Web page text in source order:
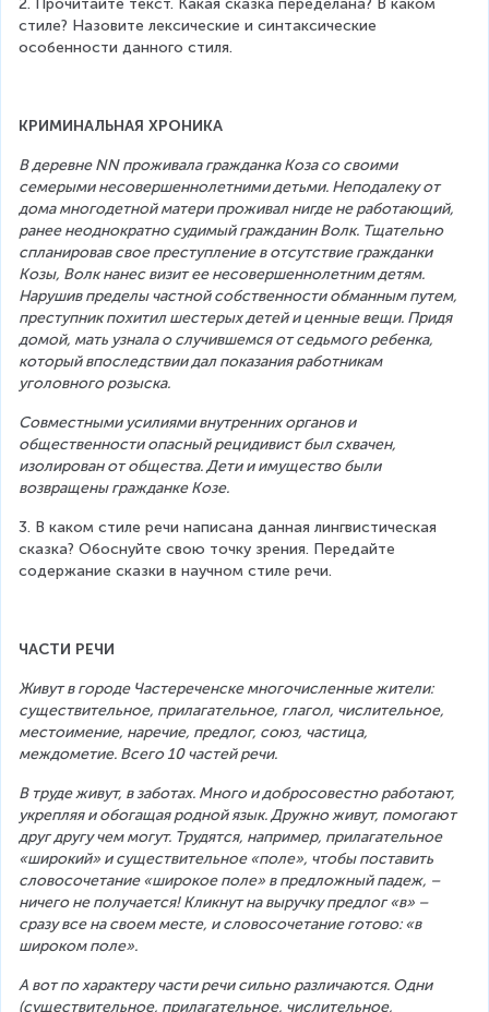
стиле? Назовите лексические и синтаксические
особенности данного стиля.
КРИМИНАЛЬНАЯ ХРОНИКА
В деревне NN проживала гражданка Коза со своими
семерыми несовершеннолетними детьми. Неподалеку от
дома многодетной матери проживал нигде не работающий,
ранее неоднократно судимый гражданин Волк. Тщательно
спланировав свое преступление в отсутствие гражданки
Козы, Волк нанес визит ее несовершеннолетним детям.
Нарушив пределы частной собственности обманным путем,
преступник похитил шестерых детей и ценные вещи. Придя
домой, мать узнала о случившемся от седьмого ребенка,
который впоследствии дал показания работникам
уголовного розыска.
Совместными усилиями внутренних органов и
общественности опасный рецидивист был схвачен,
изолирован от общества. Дети и имущество были
возвращены гражданке Козе.
3. В каком стиле речи написана данная лингвистическая
сказка? Обоснуйте свою точку зрения. Передайте
содержание сказки в научном стиле речи.
ЧАСТИ РЕЧИ
Живут в городе Частереченске многочисленные жители:
существительное, прилагательное, глагол, числительное,
местоимение, наречие, предлог, союз, частица,
междометие. Всего 10 частей речи.
В труде живут, в заботах. Много и добросовестно работают,
укрепляя и обогащая родной язык. Дружно живут, помогают
друг другу чем могут. Трудятся, например, прилагательное
«широкий» и существительное «поле», чтобы поставить
словосочетание «широкое поле» в предложный падеж, –
ничего не получается! Кликнут на выручку предлог «в» –
сразу все на своем месте, и словосочетание готово: «в
широком поле».
А вот по характеру части речи сильно различаются. Одни
(существительное, прилагательное, числительное,